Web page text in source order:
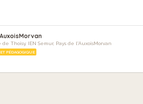
de Thoisy, IEN Semur, Pays de l'AuxoisMorvan
PÉDAGOGIQUE